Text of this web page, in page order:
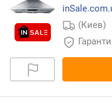
(Киев)